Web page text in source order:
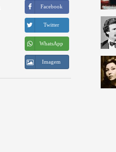
Facebook
Twitter
WhatsApp
Imagem